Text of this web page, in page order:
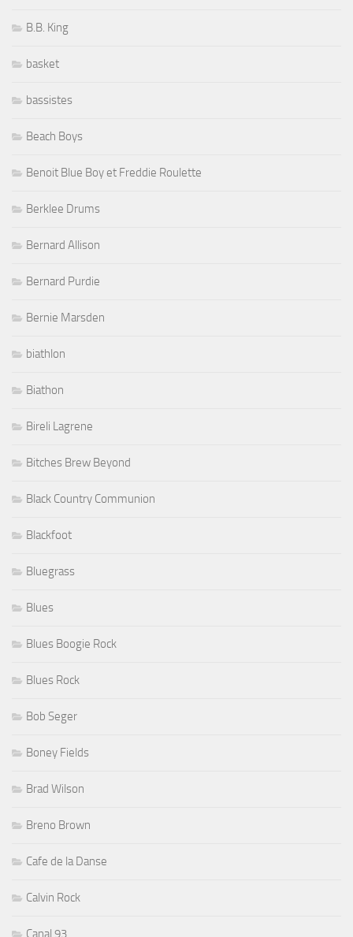
B.B. King
basket
bassistes
Beach Boys
Benoit Blue Boy et Freddie Roulette
Berklee Drums
Bernard Allison
Bernard Purdie
Bernie Marsden
biathlon
Biathon
Bireli Lagrene
Bitches Brew Beyond
Black Country Communion
Blackfoot
Bluegrass
Blues
Blues Boogie Rock
Blues Rock
Bob Seger
Boney Fields
Brad Wilson
Breno Brown
Cafe de la Danse
Calvin Rock
Canal 93